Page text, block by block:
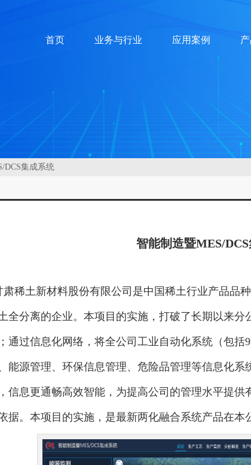
首页 业务与行业 应用案例
DCS集成系统
智能制造暨MES/
肃稀土新材料股份有限公司是中国稀土行业产品品
全分离的企业。本项目的实施，打破了长期以来
通过信息化网络，将全公司工业自动化系统（包括
能源管理、环保信息管理、危险品管理等信息化
信息更通畅高效智能，为提高公司的管理水平提
据。本项目的实施，是最新两化融合系统产品在本